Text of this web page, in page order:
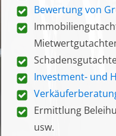
Bewertung von
Investment- und
Ermittlung
usw.